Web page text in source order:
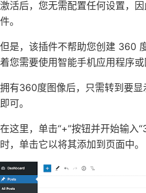
激活后，您无需配置任何设置，
件。
但是，该插件不帮助您创建 360
着您需要使用智能手机应用程序或
拥有360度图像后，只需转到要
即可。
在这里，单击“+”按钮并开始输入
时，单击它以将其添加到页面中。